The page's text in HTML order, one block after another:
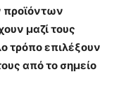
προϊόντων
μαζί τους
τρόπο επιλέξουν
από το σημείο